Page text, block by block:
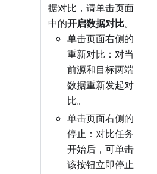
据对比，请单击页面
中的开启数据对比。
单击页面右侧的
重新对比：对当
前源和目标两端
数据重新发起对
比。
单击页面右侧的
停止：对比任务
开始后，可单击
该按钮立即停止